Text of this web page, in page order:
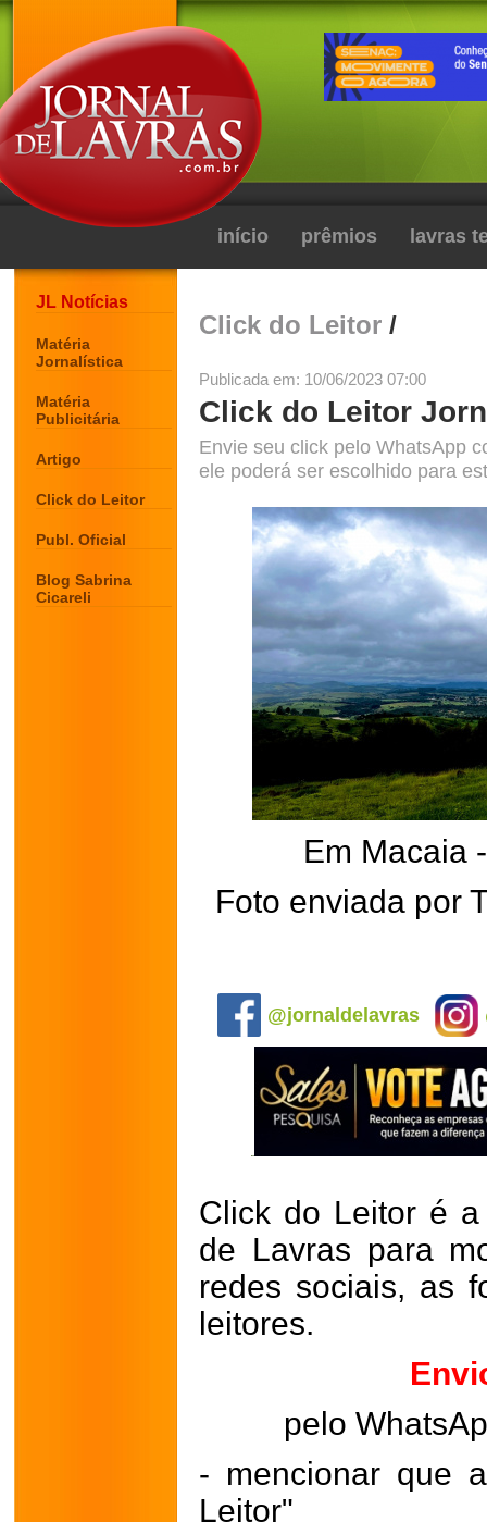
início prêmios lavras
JL Notícias
Matéria
Jornalística
Matéria
Publicitária
Artigo
Click do Leitor
Publ. Oficial
Blog Sabrina
Cicareli
Click do Leitor /
Publicada em: 10/06/2023 07:00
Click do Leitor
Envie seu click pelo WhatsApp
ele poderá ser escolhido para
Em Macaia
Foto enviada por
@jornaldelavras
Click do Leitor é
de Lavras para
redes sociais, as
leitores.
pelo
- mencionar que
Leitor"